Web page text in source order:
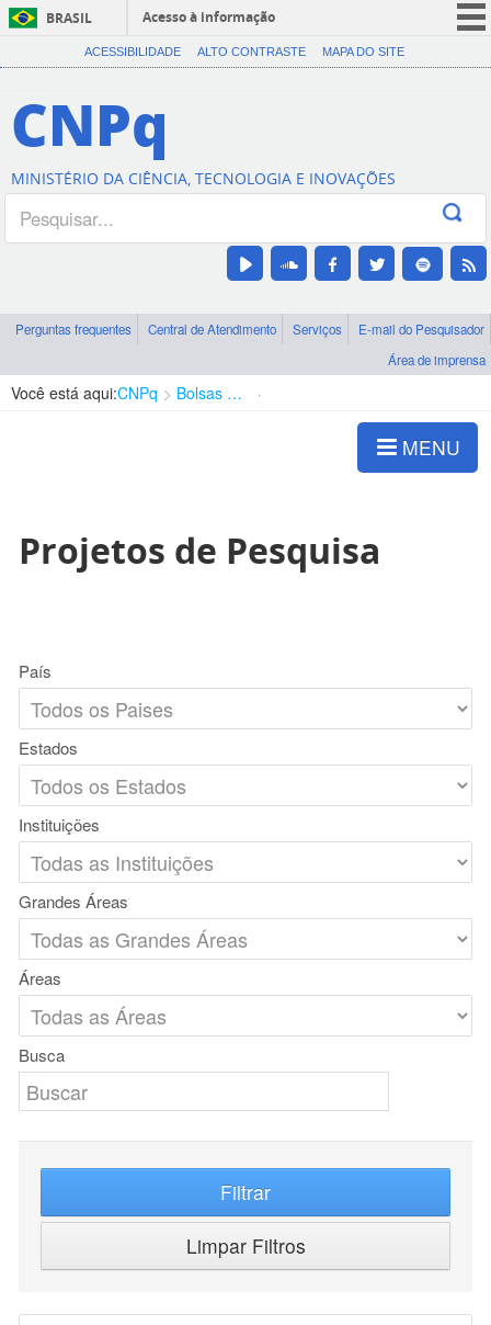
BRASIL
Acesso à informação
CORONAVÍRUS (COVID-19)
Canais
ACESSIBILIDADE ALTO CONTRASTE MAPA DO SITE
CNPq
MINISTÉRIO DA CIÊNCIA, TECNOLOGIA E INOVAÇÕES
Perguntas frequentes Central de Atendimento Serviços
E-mail do Pesquisador
Área de imprensa
Você está aqui:CNPq Bolsas e Auxílios Vigentes
MENU
Projetos de Pesquisa
País
Estados
Instituições
Grandes Áreas
Áreas
Busca
Filtrar
Limpar Filtros